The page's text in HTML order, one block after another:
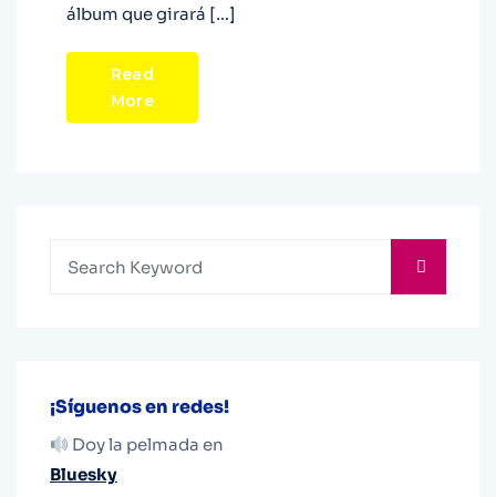
álbum que girará […]
Read
More
¡Síguenos en redes!
Doy la pelmada en
Bluesky